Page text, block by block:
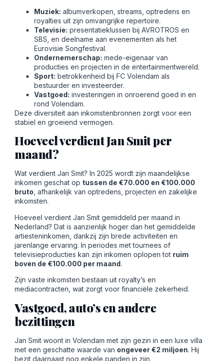
Muziek: albumverkopen, streams, optredens en
royalties uit zijn omvangrijke repertoire.
Televisie: presentatieklussen bij AVROTROS en
SBS, en deelname aan evenementen als het
Eurovisie Songfestival.
Ondernemerschap: mede-eigenaar van
producties en projecten in de entertainmentwereld.
Sport: betrokkenheid bij FC Volendam als
bestuurder en investeerder.
Vastgoed: investeringen in onroerend goed in en
rond Volendam.
Deze diversiteit aan inkomstenbronnen zorgt voor een
stabiel en groeiend vermogen.
Hoeveel verdient Jan Smit per
maand?
Wat verdient Jan Smit? In 2025 wordt zijn maandelijkse
inkomen geschat op tussen de €70.000 en €100.000
bruto , afhankelijk van optredens, projecten en zakelijke
inkomsten.
Hoeveel verdient Jan Smit gemiddeld per maand in
Nederland? Dat is aanzienlijk hoger dan het gemiddelde
artiesteninkomen, dankzij zijn brede activiteiten en
jarenlange ervaring. In periodes met tournees of
televisieproducties kan zijn inkomen oplopen tot ruim
boven de €100.000 per maand.
Zijn vaste inkomsten bestaan uit royalty’s en
mediacontracten, wat zorgt voor financiële zekerheid.
Vastgoed, auto’s en andere
bezittingen
Jan Smit woont in Volendam met zijn gezin in een luxe villa
met een geschatte waarde van ongeveer €2 miljoen. Hij
bezit daarnaast nog enkele panden in zijn